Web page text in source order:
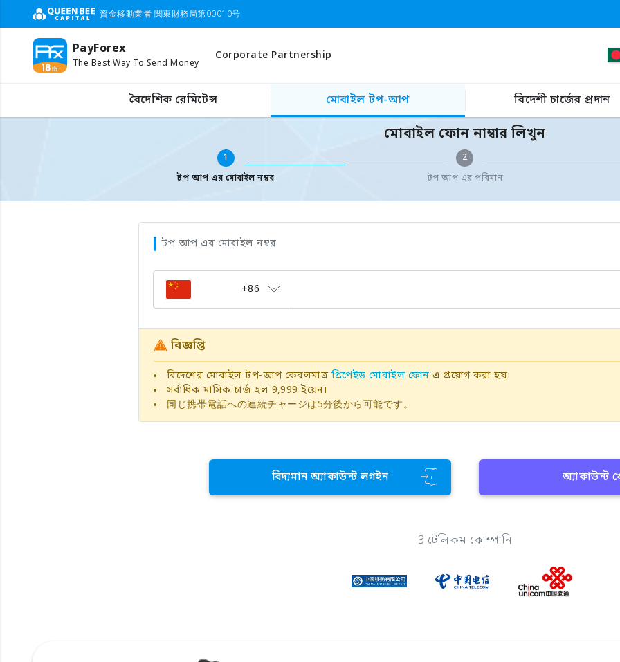
資金移動業者 関東財務局第00010号
PayForex
The Best Way To Send Money
Corporate Partnership
বৈদেশিক রেমিটেন্স মোবাইল টপ-আপ বিদেশী চার্জের প্রদান
বিদেশের মোবাইল টপ আপ মোবাইল ফোন নাম্বার লিখুন
মোবাইল ফোন নাম্বার লিখুন
1
টপ আপ এর মোবাইল নম্বর
2
টপ আপ এর পরিমান
টপ আপ এর মোবাইল নম্বর
+86
বিজ্ঞপ্তি
বিদেশের মোবাইল টপ-আপ কেবলমাত্র প্রিপেইড মোবাইল ফোন এ প্রয়োগ করা হয়।
সর্বাধিক মাসিক চার্জ হল 9,999 ইয়েন৷
同じ携帯電話への連続チャージは5分後から可能です。
বিদ্যমান অ্যাকাউন্ট লগইন অ্যাকাউন্ট
3 টেলিকম কোম্পানি